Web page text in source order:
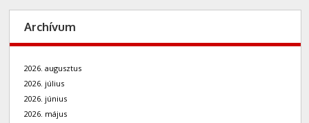
Archívum
2026. augusztus
2026. július
2026. június
2026. május